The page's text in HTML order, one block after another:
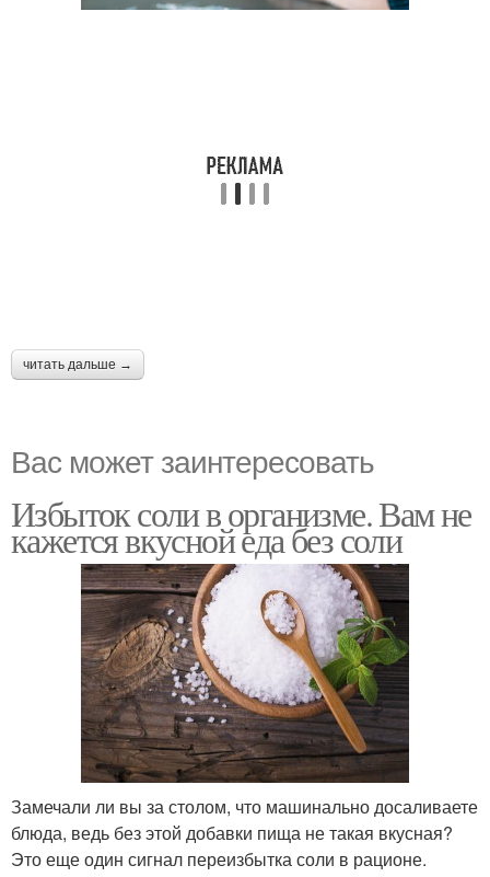
читать дальше →
Вас может заинтересовать
Избыток соли в организме. Вам не
кажется вкусной еда без соли
Замечали ли вы за столом, что машинально досаливаете
блюда, ведь без этой добавки пища не такая вкусная?
Это еще один сигнал переизбытка соли в рационе.